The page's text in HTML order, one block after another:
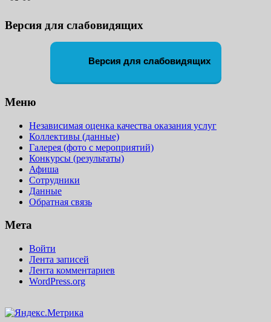
Версия для слабовидящих
Версия для слабовидящих
Меню
Независимая оценка качества оказания услуг
Коллективы (данные)
Галерея (фото с мероприятий)
Конкурсы (результаты)
Афиша
Сотрудники
Данные
Обратная связь
Мета
Войти
Лента записей
Лента комментариев
WordPress.org